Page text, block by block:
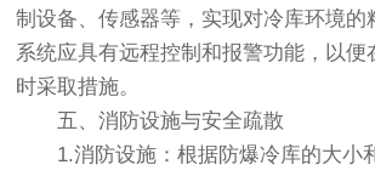
制设备、传感器等，实现对冷库环境的
系统应具有远程控制和报警功能，以便
时采取措施。
五、消防设施与安全疏散
1.消防设施：根据防爆冷库的大小